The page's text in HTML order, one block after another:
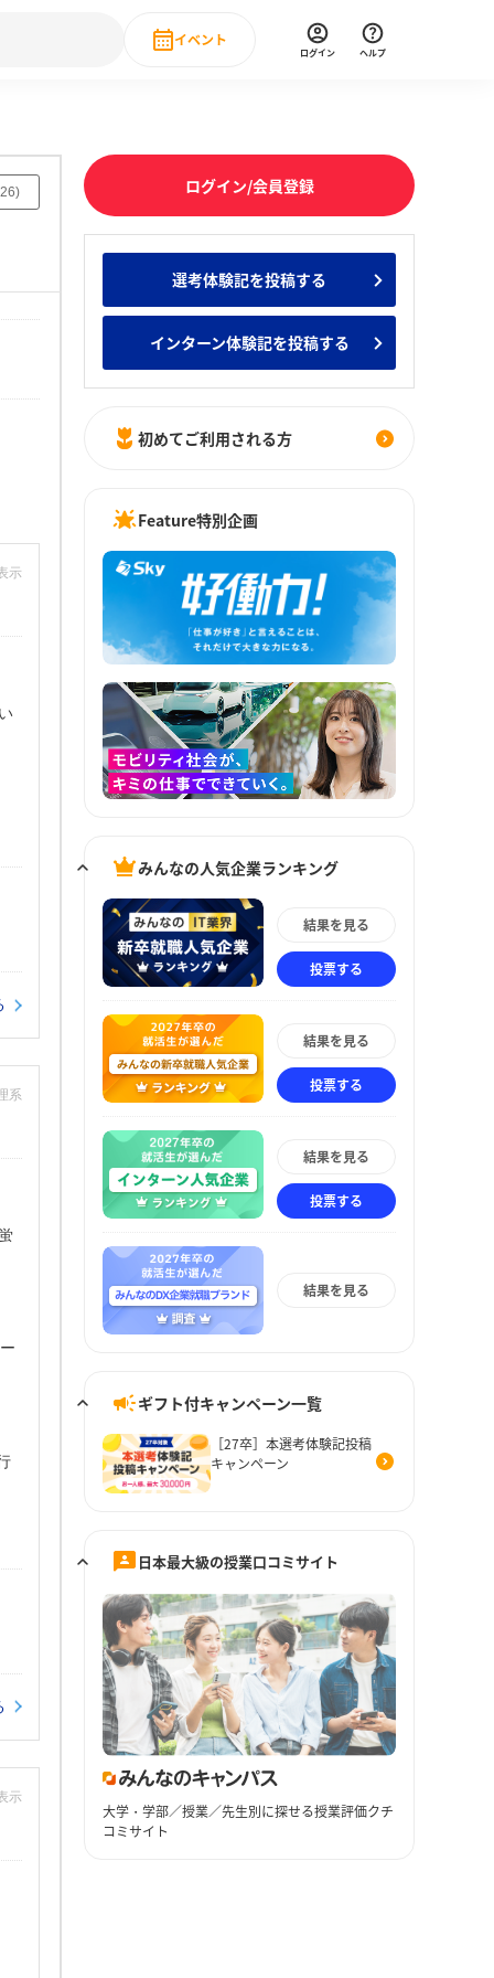
新卒就職人気企業ランキング みんなのインターン人気企業ランキ
イベント
直近のイベント一覧
もっと見る
ログイン ヘルプ
)
示
系
示
ログイン/会員登録
選考体験記を投稿する
インターン体験記を投稿する
初めてご利用される方
Feature特別企画
みんなの人気企業ランキング
結果を見る
投票する
結果を見る
投票する
結果を見る
投票する
結果を見る
ギフト付キャンペーン一覧
［27卒］本選考体験記投稿
キャンペーン
日本最大級の授業口コミサイト
大学・学部／授業／先生別に探せる授業評価クチ
コミサイト